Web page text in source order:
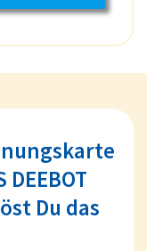
DEEBOT
Du das